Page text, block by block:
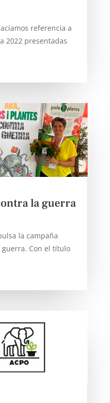
referencia a
2022 presentadas
la guerra
la campaña
Con el título